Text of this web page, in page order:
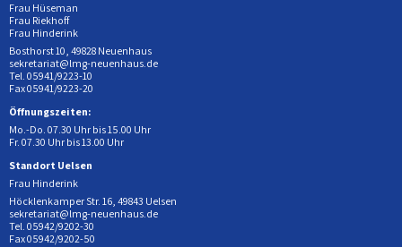
Frau Hüseman
Frau Riekhoff
Frau Hinderink
Bosthorst 10, 49828 Neuenhaus
sekretariat@lmg-neuenhaus.de
Tel. 05941/9223-10
Fax 05941/9223-20
Öffnungszeiten:
Mo.-Do. 07.30 Uhr bis 15.00 Uhr
Fr. 07.30 Uhr bis 13.00 Uhr
Standort Uelsen
Frau Hinderink
Höcklenkamper Str. 16, 49843 Uelsen
sekretariat@lmg-neuenhaus.de
Tel. 05942/9202-30
Fax 05942/9202-50